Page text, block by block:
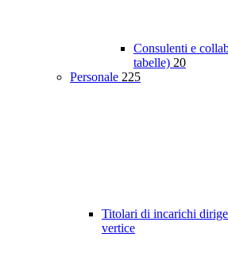
Consulenti e
tabelle) 20
Personale 225
Titolari di incarichi
vertice